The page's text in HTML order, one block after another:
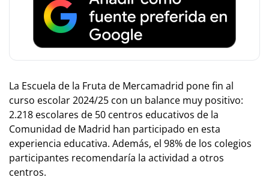
La Escuela de la Fruta de Mercamadrid pone fin al
curso escolar 2024/25 con un balance muy positivo:
2.218 escolares de 50 centros educativos de la
Comunidad de Madrid han participado en esta
experiencia educativa. Además, el 98% de los colegios
participantes recomendaría la actividad a otros
centros.